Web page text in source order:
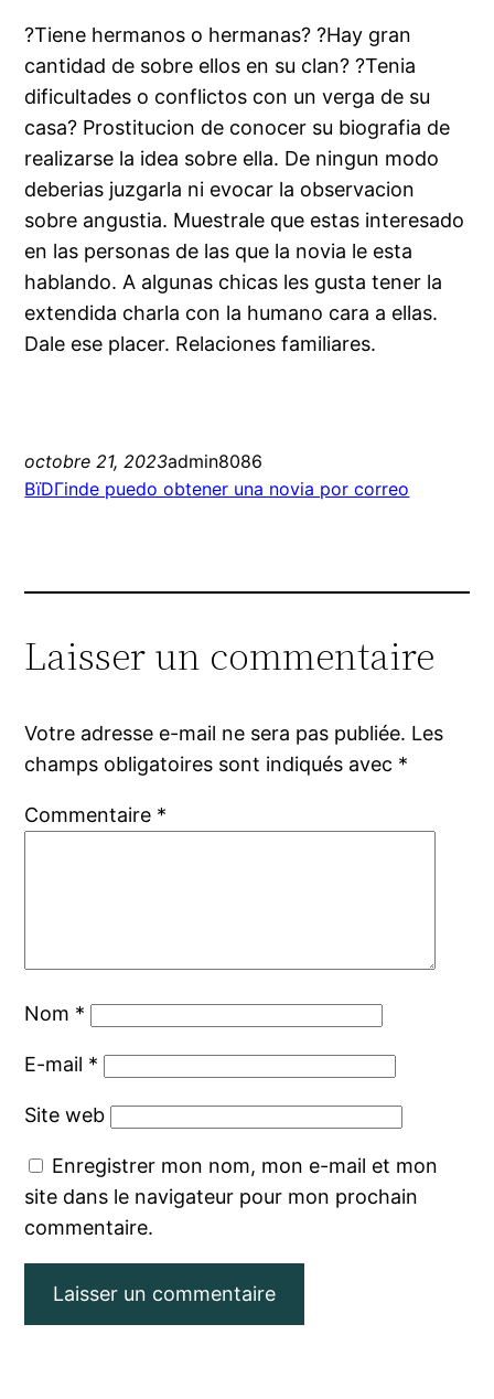
?Tiene hermanos o hermanas? ?Hay gran
cantidad de sobre ellos en su clan? ?Tenia
dificultades o conflictos con un verga de su
casa? Prostitucion de conocer su biografia de
realizarse la idea sobre ella. De ningun modo
deberias juzgarla ni evocar la observacion
sobre angustia. Muestrale que estas interesado
en las personas de las que la novia le esta
hablando. A algunas chicas les gusta tener la
extendida charla con la humano cara a ellas.
Dale ese placer. Relaciones familiares.
octobre 21, 2023admin8086
ВїDГіnde puedo obtener una novia por correo
Laisser un commentaire
Votre adresse e-mail ne sera pas publiée. Les
champs obligatoires sont indiqués avec *
Commentaire *
Nom *
E-mail *
Site web
Enregistrer mon nom, mon e-mail et mon
site dans le navigateur pour mon prochain
commentaire.